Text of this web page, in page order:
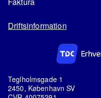
Driftsinformation
Teglholmsgade 1
2450, København SV